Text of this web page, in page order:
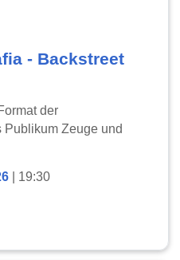
- Backstreet
der
Zeuge und
| 19:30